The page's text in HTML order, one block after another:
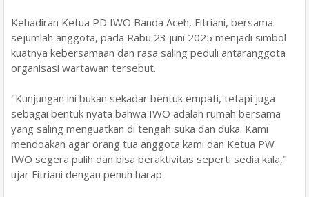
Kehadiran Ketua PD IWO Banda Aceh, Fitriani, bersama
sejumlah anggota, pada Rabu 23 juni 2025 menjadi simbol
kuatnya kebersamaan dan rasa saling peduli antaranggota
organisasi wartawan tersebut.
"Kunjungan ini bukan sekadar bentuk empati, tetapi juga
sebagai bentuk nyata bahwa IWO adalah rumah bersama
yang saling menguatkan di tengah suka dan duka. Kami
mendoakan agar orang tua anggota kami dan Ketua PW
IWO segera pulih dan bisa beraktivitas seperti sedia kala,"
ujar Fitriani dengan penuh harap.